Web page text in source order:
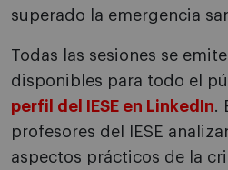
superado la emergencia
Todas las sesiones se
disponibles para todo el
perfil del IESE en LinkedIn.
profesores del IESE
aspectos prácticos de la